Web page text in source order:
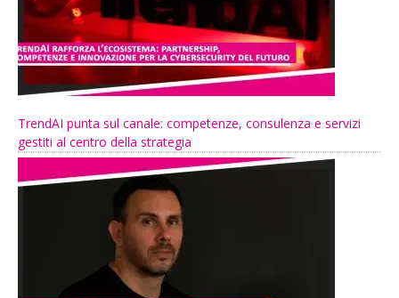
TrendAI punta sul canale: competenze, consulenza e servizi
gestiti al centro della strategia